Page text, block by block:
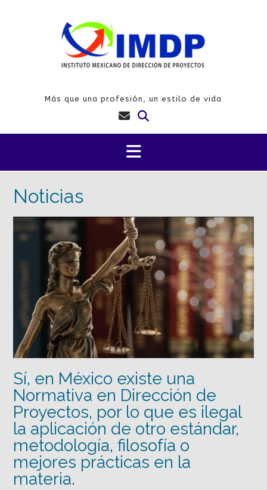
Más que una profesión, un estilo de vida
Noticias
Sí, en México existe una
Normativa en Dirección de
Proyectos, por lo que es ilegal
la aplicación de otro estándar,
metodología, filosofía o
mejores prácticas en la
materia.